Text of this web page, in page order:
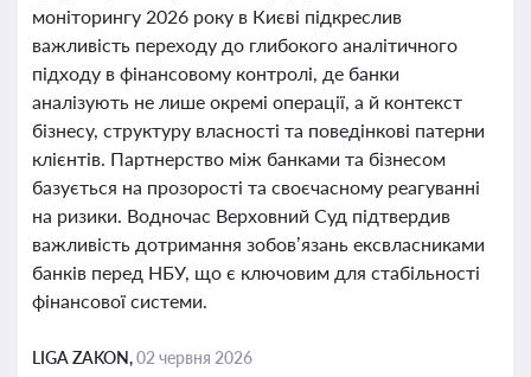
моніторингу 2026 року в Києві підкреслив
важливість переходу до глибокого аналітичного
підходу в фінансовому контролі, де банки
аналізують не лише окремі операції, а й контекст
бізнесу, структуру власності та поведінкові патерни
клієнтів. Партнерство між банками та бізнесом
базується на прозорості та своєчасному реагуванні
на ризики. Водночас Верховний Суд підтвердив
важливість дотримання зобов’язань ексвласниками
банків перед НБУ, що є ключовим для стабільності
фінансової системи.
LIGA ZAKON,02 червня 2026